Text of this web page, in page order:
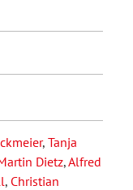
, Tanja
Dietz,Alfred
, Christian